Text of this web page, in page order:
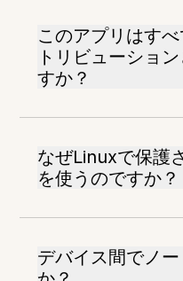
このアプリはす
トリビューショ
すか？
なぜLinuxで保護
を使うのですか？
デバイス間でノ